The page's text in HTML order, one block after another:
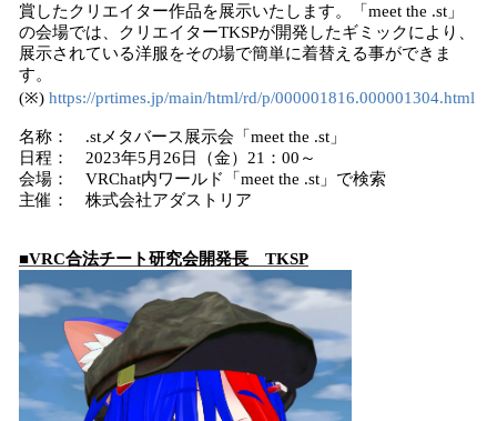
賞したクリエイター作品を展示いたします。「meet the .st」
の会場では、クリエイターTKSPが開発したギミックにより、
展示されている洋服をその場で簡単に着替える事ができま
す。
(※) https://prtimes.jp/main/html/rd/p/000001816.000001304.html
名称： .stメタバース展示会「meet the .st」
日程： 2023年5月26日（金）21：00～
会場： VRChat内ワールド「meet the .st」で検索
主催： 株式会社アダストリア
■VRC合法チート研究会開発長 TKSP